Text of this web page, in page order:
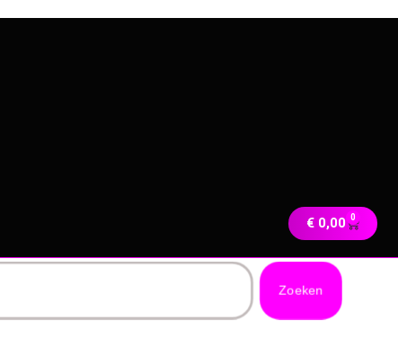
€0,00 0
Zoeken